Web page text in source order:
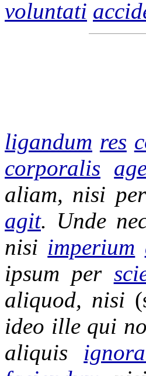
voluntati
ligandum res
corporalis
aliam, nisi per
agit. Unde
nisi imperium
ipsum per
aliquod, nisi
ideo ille qui
aliquis